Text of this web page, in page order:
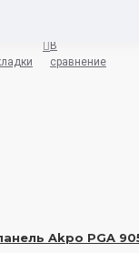
В
сравнение
Akpo PGA